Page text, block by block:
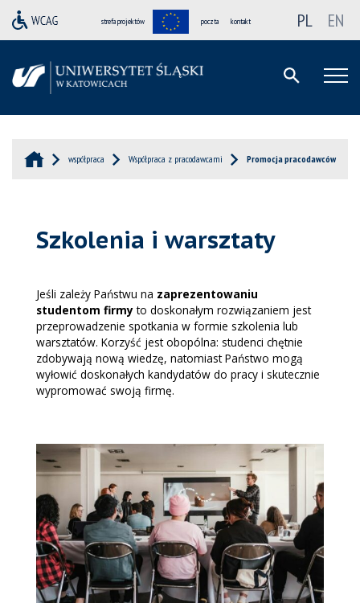
strefa projektów poczta kontakt PL EN
współpraca Współpraca z pracodawcami Promocja pracodawców
Szkolenia i warsztaty
Jeśli zależy Państwu na zaprezentowaniu
studentom firmyto doskonałym rozwiązaniem jest
przeprowadzenie spotkania w formie szkolenia lub
warsztatów. Korzyść jest obopólna: studenci chętnie
zdobywają nową wiedzę, natomiast Państwo mogą
wyłowić doskonałych kandydatów do pracy i skutecznie
wypromować swoją firmę.